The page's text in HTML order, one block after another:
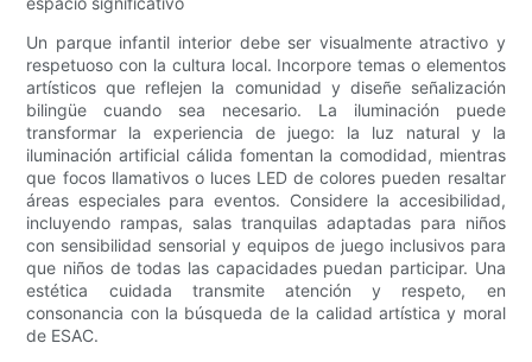
Un parque infantil interior debe ser visualmente atractivo y
respetuoso con la cultura local. Incorpore temas o elementos
artísticos que reflejen la comunidad y diseñe señalización
bilingüe cuando sea necesario. La iluminación puede
transformar la experiencia de juego: la luz natural y la
iluminación artificial cálida fomentan la comodidad, mientras
que focos llamativos o luces LED de colores pueden resaltar
áreas especiales para eventos. Considere la accesibilidad,
incluyendo rampas, salas tranquilas adaptadas para niños
con sensibilidad sensorial y equipos de juego inclusivos para
que niños de todas las capacidades puedan participar. Una
estética cuidada transmite atención y respeto, en
consonancia con la búsqueda de la calidad artística y moral
de ESAC.